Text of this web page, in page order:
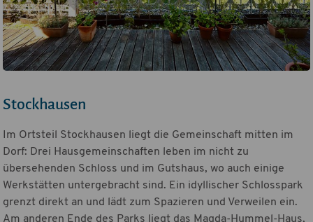
Stockhausen
Im Ortsteil Stockhausen liegt die Gemeinschaft mitten im
Dorf: Drei Hausgemeinschaften leben im nicht zu
übersehenden Schloss und im Gutshaus, wo auch einige
Werkstätten untergebracht sind. Ein idyllischer Schlosspark
grenzt direkt an und lädt zum Spazieren und Verweilen ein.
Am anderen Ende des Parks liegt das Magda-Hummel-Haus,